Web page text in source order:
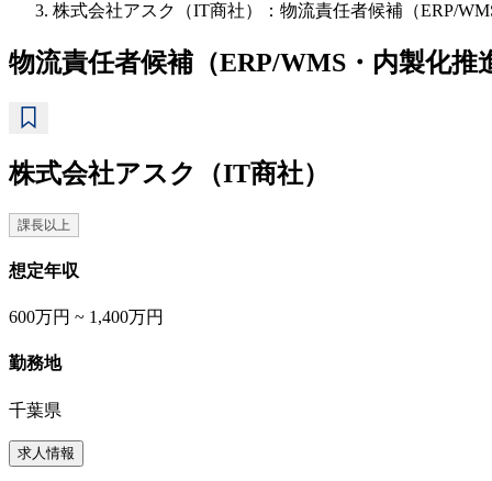
株式会社アスク（IT商社）：物流責任者候補（ERP/
物流責任者候補（ERP/WMS・内製化推
株式会社アスク（IT商社）
課長以上
想定年収
600万円 ~ 1,400万円
勤務地
千葉県
求人情報